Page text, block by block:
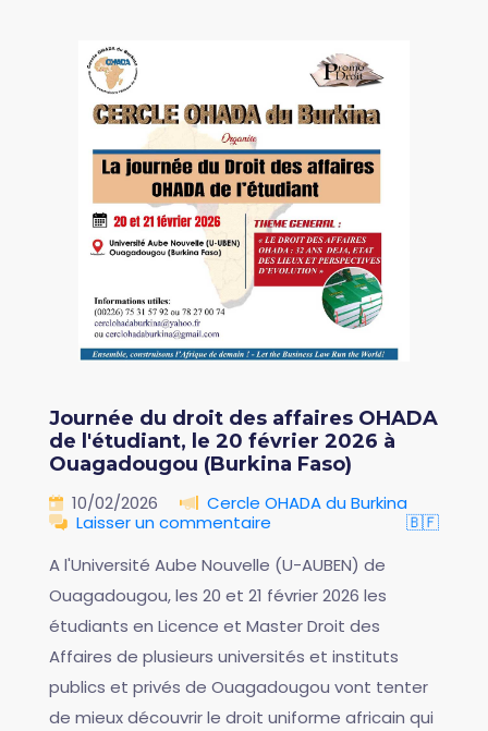
Journée du droit des affaires OHADA
de l'étudiant, le 20 février 2026 à
Ouagadougou (Burkina Faso)
10/02/2026
Cercle OHADA du Burkina
Laisser un commentaire
🇧🇫
A l'Université Aube Nouvelle (U-AUBEN) de
Ouagadougou, les 20 et 21 février 2026 les
étudiants en Licence et Master Droit des
Affaires de plusieurs universités et instituts
publics et privés de Ouagadougou vont tenter
de mieux découvrir le droit uniforme africain qui